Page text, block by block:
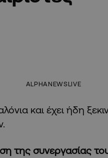
ALPHANEWSLIVE
και έχει ήδη
της συνεργασίας